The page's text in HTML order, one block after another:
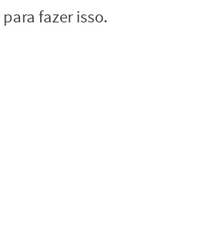
para fazer isso.